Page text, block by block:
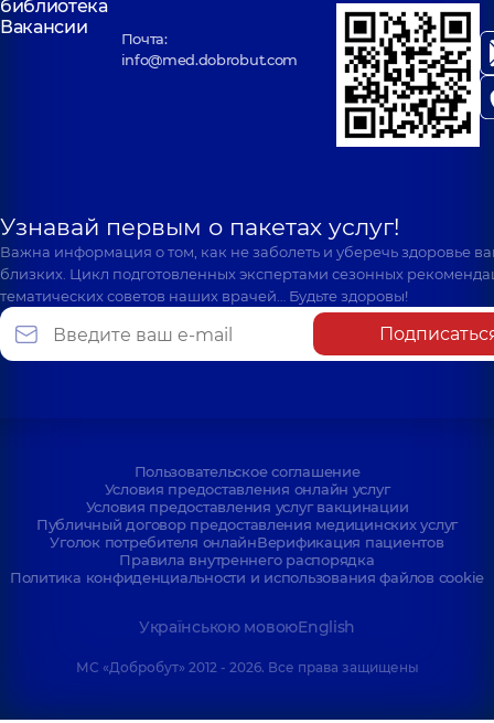
библиотека
Вакансии
Почта:
info@med.dobrobut.com
Узнавай первым о пакетах услуг!
Важна информация о том, как не заболеть и уберечь здоровье
близких. Цикл подготовленных экспертами сезонных
тематических советов наших врачей… Будьте здоровы!
Пользовательское соглашение
Условия предоставления онлайн услуг
Условия предоставления услуг вакцинации
Публичный договор предоставления медицинских услуг
Уголок потребителя онлайнВерификация пациентов
Правила внутреннего распорядка
Политика конфиденциальности и использования файлов cookie
Українською мовоюEnglish
МС «Добробут» 2012 - 2026. Все права защищены